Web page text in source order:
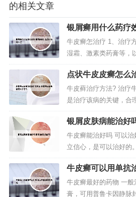
的相关文章
银屑癣用什么药疗
效好一点
牛皮癣怎治疗 1、治疗
湿霜、激素类药膏等，
口服药物：如抗炎、抗
据具体病情在医生指导
线、光化学疗法等，有
氧水治疗牛皮癣。双氧
常见，此偏方需要将双
点状牛皮皮癣怎么
癣是怎么引起的
牛皮藓治疗方法? 治疗
是治疗该病的关键，合
复发几率的。用药时应
效。西医治疗虽然快捷
治疗比较好。第一：双
我们的日常生活中非常
稀释，在双氧水中兑入
银屑皮肤病能治好
牛皮癣能治好吗 可以
立信心，是可以治好的
种常见的具有特征性皮
皮肤病。初起为炎性红
小，以后逐渐扩大或融
无法彻底治好。牛皮癣
牛皮癣可以用单抗
方吗
牛皮癣最好的药物 一
膏，可用普鲁卡因静脉